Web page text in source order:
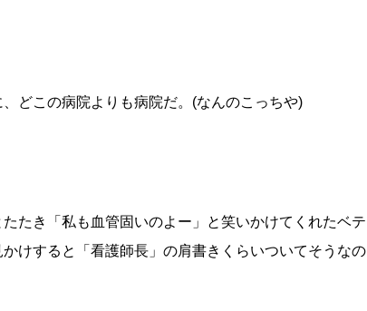
どこの病院よりも病院だ。(なんのこっちや)
たき「私も血管固いのよー」と笑いかけてくれたベテ
けすると「看護師長」の肩書きくらいついてそうなの